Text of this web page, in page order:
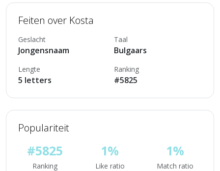
Feiten over Kosta
Geslacht
Jongensnaam
Taal
Bulgaars
Lengte
5 letters
Ranking
#5825
Populariteit
#5825
Ranking
1%
Like ratio
1%
Match ratio